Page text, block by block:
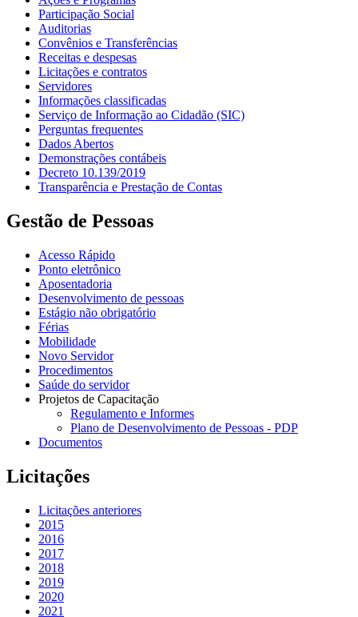
Participação Social
Auditorias
Convênios e Transferências
Receitas e despesas
Licitações e contratos
Servidores
Informações classificadas
Serviço de Informação ao Cidadão (SIC)
Perguntas frequentes
Dados Abertos
Demonstrações contábeis
Decreto 10.139/2019
Transparência e Prestação de Contas
Gestão de Pessoas
Acesso Rápido
Ponto eletrônico
Aposentadoria
Desenvolvimento de pessoas
Estágio não obrigatório
Férias
Mobilidade
Novo Servidor
Procedimentos
Saúde do servidor
Projetos de Capacitação
Regulamento e Informes
Plano de Desenvolvimento de Pessoas - PDP
Documentos
Licitações
Licitações anteriores
2015
2016
2017
2018
2019
2020
2021